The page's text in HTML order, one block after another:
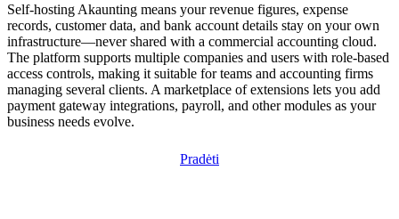
Self-hosting Akaunting means your revenue figures, expense
records, customer data, and bank account details stay on your own
infrastructure—never shared with a commercial accounting cloud.
The platform supports multiple companies and users with role-based
access controls, making it suitable for teams and accounting firms
managing several clients. A marketplace of extensions lets you add
payment gateway integrations, payroll, and other modules as your
business needs evolve.
Pradėti